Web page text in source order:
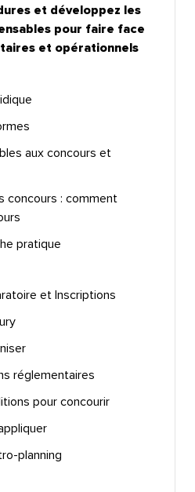
et développez les
pour faire face
et opérationnels
aux concours et
concours : comment
pratique
et Inscriptions
réglementaires
pour concourir
planning